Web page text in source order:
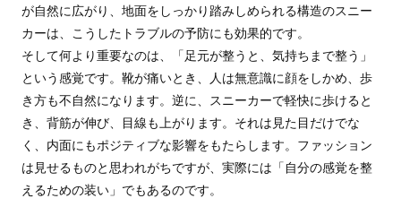
が自然に広がり、地面をしっかり踏みしめられる構造のスニー
カーは、こうしたトラブルの予防にも効果的です。
そして何より重要なのは、「足元が整うと、気持ちまで整う」
という感覚です。靴が痛いとき、人は無意識に顔をしかめ、歩
き方も不自然になります。逆に、スニーカーで軽快に歩けると
き、背筋が伸び、目線も上がります。それは見た目だけでな
く、内面にもポジティブな影響をもたらします。ファッション
は見せるものと思われがちですが、実際には「自分の感覚を整
えるための装い」でもあるのです。